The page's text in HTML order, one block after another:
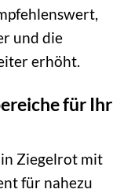
und die
erhöht.
für Ihr
in Ziegelrot mit
für nahezu